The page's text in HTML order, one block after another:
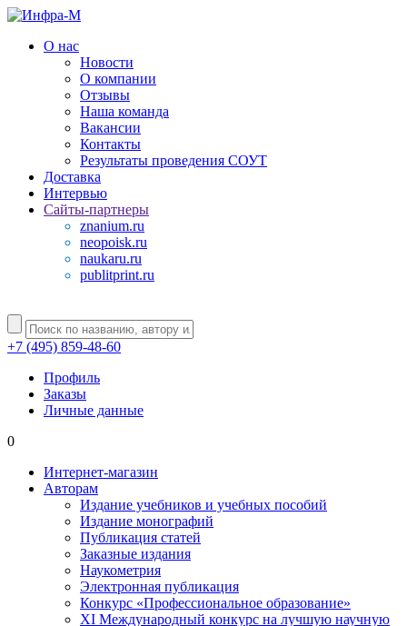
О нас
Новости
О компании
Отзывы
Наша команда
Вакансии
Контакты
Результаты проведения СОУТ
Доставка
Интервью
Сайты-партнеры
znanium.ru
neopoisk.ru
naukaru.ru
publitprint.ru
+7 (495) 859-48-60
Профиль
Заказы
Личные данные
0
Интернет-магазин
Авторам
Издание учебников и учебных пособий
Издание монографий
Публикация статей
Заказные издания
Наукометрия
Электронная публикация
Конкурс «Профессиональное образование»
XI Международный конкурс на лучшую научную